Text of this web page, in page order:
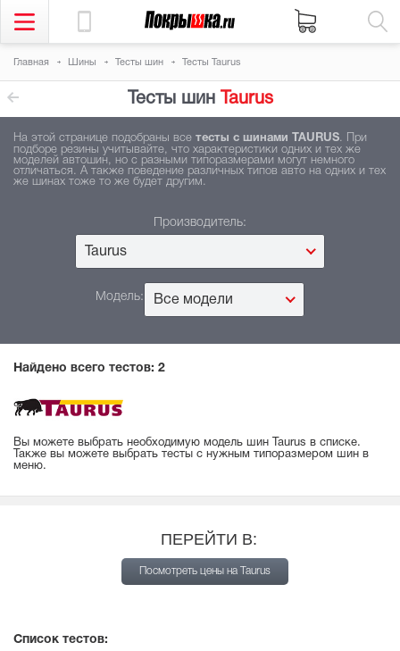
Главная Шины Тесты шин Тесты Taurus
Тесты шин Taurus
На этой странице подобраны все тесты с шинами TAURUS. При
подборе резины учитывайте, что характеристики одних и тех же
моделей автошин, но с разными типоразмерами могут немного
отличаться. А также поведение различных типов авто на одних и тех
же шинах тоже то же будет другим.
Производитель:
Taurus
Модель: Все модели
Найдено всего тестов: 2
Вы можете выбрать необходимую модель шин Taurus в списке.
Также вы можете выбрать тесты с нужным типоразмером шин в
меню.
ПЕРЕЙТИ В:
Посмотреть цены на Taurus
Список тестов: